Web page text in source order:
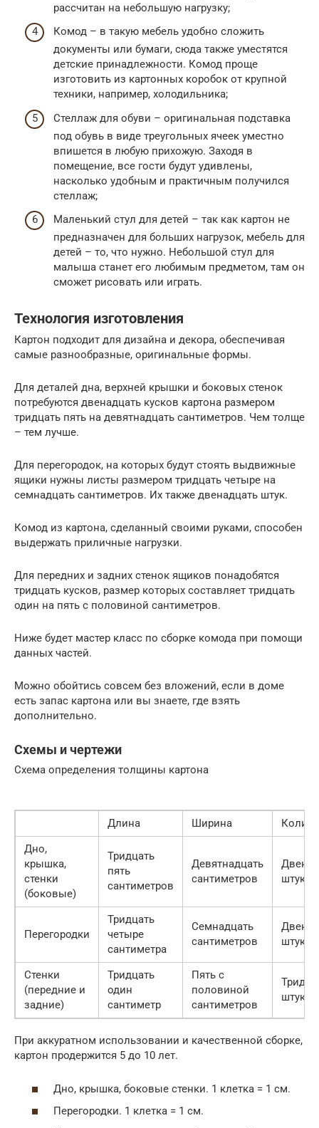
рассчитан на небольшую нагрузку;
Комод – в такую мебель удобно сложить
документы или бумаги, сюда также уместятся
детские принадлежности. Комод проще
изготовить из картонных коробок от крупной
техники, например, холодильника;
Стеллаж для обуви – оригинальная подставка
под обувь в виде треугольных ячеек уместно
впишется в любую прихожую. Заходя в
помещение, все гости будут удивлены,
насколько удобным и практичным получился
стеллаж;
Маленький стул для детей – так как картон не
предназначен для больших нагрузок, мебель для
детей – то, что нужно. Небольшой стул для
малыша станет его любимым предметом, там он
сможет рисовать или играть.
Технология изготовления
Картон подходит для дизайна и декора, обеспечивая
самые разнообразные, оригинальные формы.
Для деталей дна, верхней крышки и боковых стенок
потребуются двенадцать кусков картона размером
тридцать пять на девятнадцать сантиметров. Чем толще
– тем лучше.
Для перегородок, на которых будут стоять выдвижные
ящики нужны листы размером тридцать четыре на
семнадцать сантиметров. Их также двенадцать штук.
Комод из картона, сделанный своими руками, способен
выдержать приличные нагрузки.
Для передних и задних стенок ящиков понадобятся
тридцать кусков, размер которых составляет тридцать
один на пять с половиной сантиметров.
Ниже будет мастер класс по сборке комода при помощи
данных частей.
Можно обойтись совсем без вложений, если в доме
есть запас картона или вы знаете, где взять
дополнительно.
Схемы и чертежи
Схема определения толщины картона
Длина Ширина
Дно,
крышка,
стенки
(боковые)
Тридцать
пять
сантиметров
Девятнадцать
сантиметров
штук
Перегородки
Тридцать
четыре
сантиметра
Семнадцать
сантиметров
штук
Стенки
(передние и
задние)
Тридцать
один
сантиметр
Пять с
половиной
сантиметров
штук
При аккуратном использовании и качественной сборке,
картон продержится 5 до 10 лет.
Дно, крышка, боковые стенки. 1 клетка = 1 см.
Перегородки. 1 клетка = 1 см.